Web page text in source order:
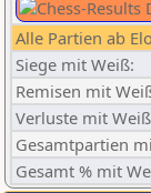
Alle Partien ab
Siege mit Weiß:
Remisen mit
Verluste mit
Gesamtpartien
Gesamt % mit